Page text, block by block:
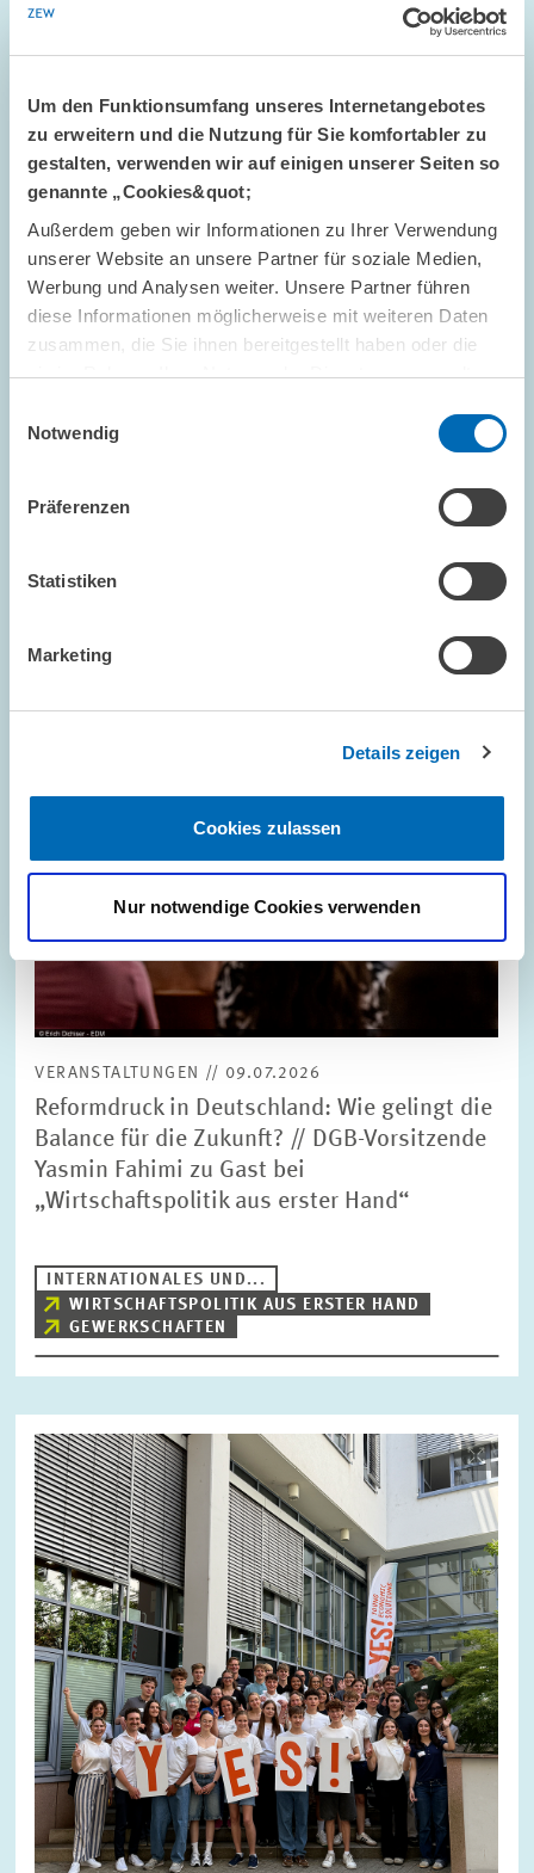
Um den Funktionsumfang unseres Internetangebotes
zu erweitern und die Nutzung für Sie komfortabler zu
gestalten, verwenden wir auf einigen unserer Seiten so
genannte „Cookies&quot;
Außerdem geben wir Informationen zu Ihrer Verwendung
unserer Website an unsere Partner für soziale Medien,
Werbung und Analysen weiter. Unsere Partner führen
diese Informationen möglicherweise mit weiteren Daten
zusammen, die Sie ihnen bereitgestellt haben oder die
sie im Rahmen Ihrer Nutzung der Dienste gesammelt
Notwendig
Präferenzen
Statistiken
Marketing
Details zeigen
Cookies zulassen
Nur notwendige Cookies verwenden
STANDPUNKT // 16.07.2026
Mehr Flexibilität ist nicht automatisch
besser: Die ETS-Reform darf das Preissignal
nicht entkernen // Standpunkt von Sebastian
GESCHÄFTSFÜHRUNG
Bild
vergrößerter
VERANSTALTUNGEN // 09.07.2026
Reformdruck in Deutschland: Wie gelingt die
Balance für die Zukunft? // DGB-Vorsitzende
Yasmin Fahimi zu Gast bei
„Wirtschaftspolitik aus erster Hand“
INTERNATIONALES UND...
WIRTSCHAFTSPOLITIK AUS ERSTER HAND
GEWERKSCHAFTEN
Bild
öffnet
in
vergrößerter
Ansicht